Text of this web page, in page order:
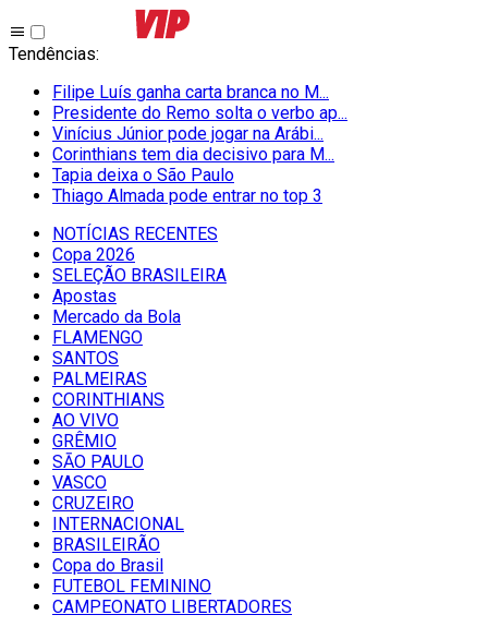
Tendências:
Filipe Luís ganha carta branca no M...
Presidente do Remo solta o verbo ap...
Vinícius Júnior pode jogar na Arábi...
Corinthians tem dia decisivo para M...
Tapia deixa o São Paulo
Thiago Almada pode entrar no top 3
NOTÍCIAS RECENTES
Copa 2026
SELEÇÃO BRASILEIRA
Apostas
Mercado da Bola
FLAMENGO
SANTOS
PALMEIRAS
CORINTHIANS
AO VIVO
GRÊMIO
SĀO PAULO
VASCO
CRUZEIRO
INTERNACIONAL
BRASILEIRÃO
Copa do Brasil
FUTEBOL FEMININO
CAMPEONATO LIBERTADORES